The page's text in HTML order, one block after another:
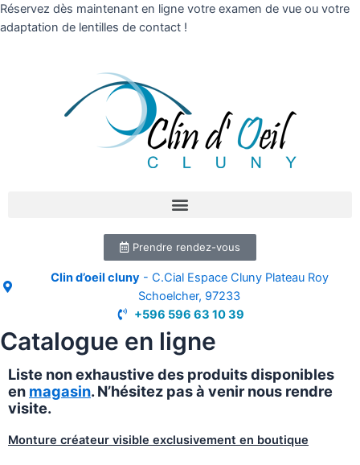
Réservez dès maintenant en ligne votre examen de vue ou votre
adaptation de lentilles de contact !
Prendre rendez-vous
Clin d’oeil cluny- C.Cial Espace Cluny Plateau Roy
Schoelcher, 97233
+596 596 63 10 39
Catalogue en ligne
Liste non exhaustive des produits disponibles
en magasin. N’hésitez pas à venir nous rendre
visite.
Monture créateur visible exclusivement en boutique